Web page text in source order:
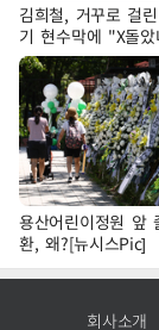
김희철, 거꾸로 걸
기 현수막에 "X돌
용산어린이정원 앞
환, 왜?[뉴시스Pic]
회사소개